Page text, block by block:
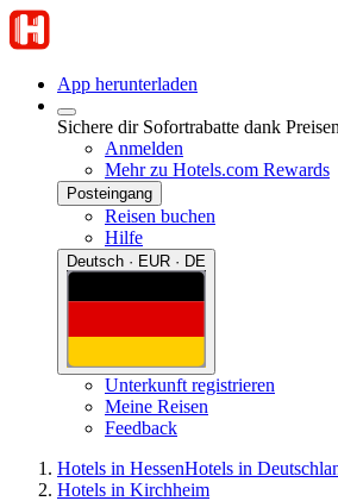
App herunterladen
Sichere dir Sofortrabatte dank
Anmelden
Mehr zu Hotels.com Rewards
Posteingang
Reisen buchen
Hilfe
Deutsch · EUR · DE
Unterkunft registrieren
Meine Reisen
Feedback
Hotels in HessenHotels in
Hotels in Kirchheim